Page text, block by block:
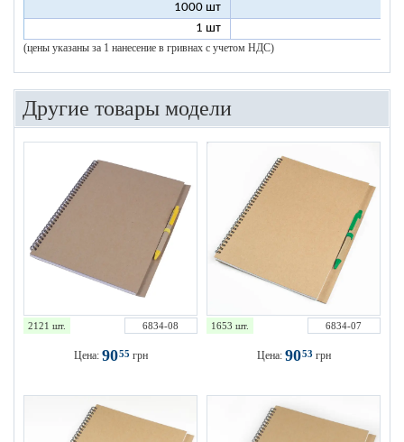
1000 шт
1 шт
(цены указаны за 1 нанесение в гривнах с учетом НДС)
Другие товары модели
2121 шт. 6834-08
Цена: 9055 грн
1653 шт. 6834-07
Цена: 9053 грн